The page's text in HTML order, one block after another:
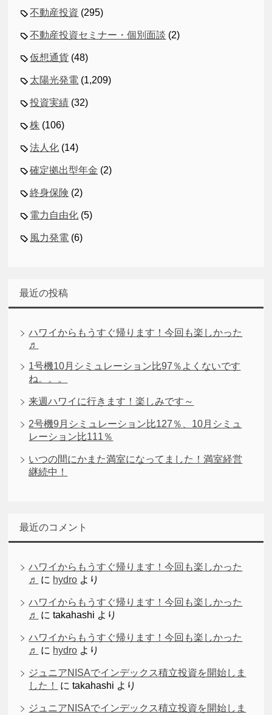
不動産投資 (295)
不動産投資セミナー・個別面談 (2)
仮想通貨 (48)
太陽光発電 (1,209)
投資実績 (32)
株 (106)
法人化 (14)
確定拠出型年金 (2)
終身保険 (2)
電力自由化 (5)
風力発電 (6)
最近の投稿
ハワイからもうすぐ帰ります！今回も楽しかった
♬
1号機10月シミュレーション比97％よくないです
ね。。。
来週ハワイに行きます！楽しみです～
2号機9月シミュレーション比127％、10月シミュ
レーション比111％
いつの間にかまた満室になってました！満室経営
継続中！
最近のコメント
ハワイからもうすぐ帰ります！今回も楽しかった
♬
に hydro より
ハワイからもうすぐ帰ります！今回も楽しかった
♬
にtakahashi より
ハワイからもうすぐ帰ります！今回も楽しかった
♬
に hydro より
ジュニアNISAでインデックス積立投資を開始しま
した！
にtakahashi より
ジュニアNISAでインデックス積立投資を開始しま